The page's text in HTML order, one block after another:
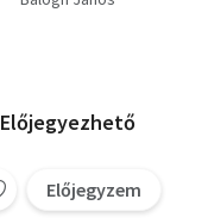
Előjegyezhető
Előjegyzem